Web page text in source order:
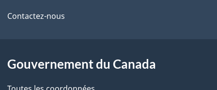
s
e
ce
Contactez-nous
Gouvernement du Canada